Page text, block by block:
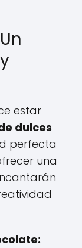
estar
dulces
perfecta
una